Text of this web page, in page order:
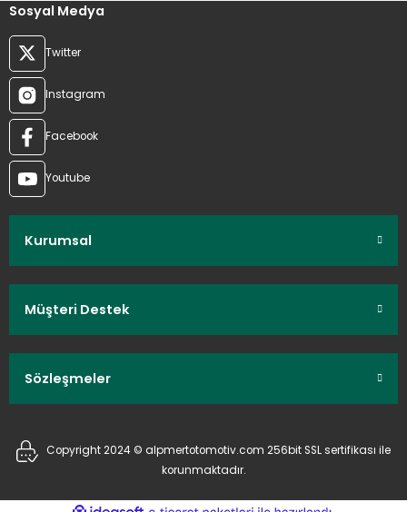
Sosyal Medya
Twitter
Instagram
Facebook
Youtube
Kurumsal
Müşteri Destek
Sözleşmeler
Copyright 2024 © alpmertotomotiv.com 256bit SSL sertifikası ile
korunmaktadır.